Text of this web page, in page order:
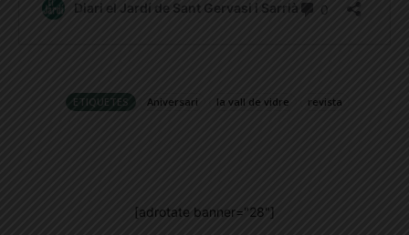
ETIQUETES Aniversari la vall de vidre revista
[adrotate banner="28"]